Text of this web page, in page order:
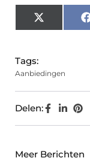
X
(Twitter)
Tags:
Aanbiedingen
Delen:
Meer Berichten